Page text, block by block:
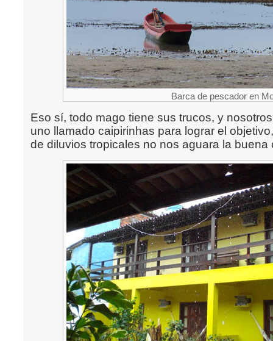
Barca de pescador en
Eso sí, todo mago tiene sus trucos, y
uno llamado caipirinhas para lograr el
de diluvios tropicales no nos aguara la buena